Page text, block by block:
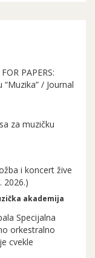
PAPERS:
/ Journal
za muzičku
i koncert žive
2026.)
akademija
Specijalna
orkestralno
cvekle